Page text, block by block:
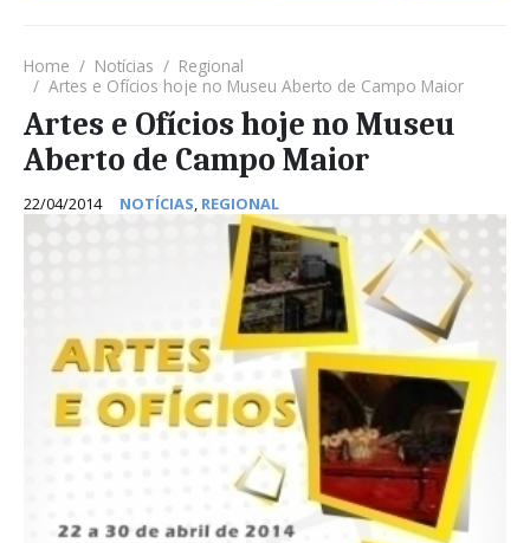
Home Notícias
Regional
Artes e Ofícios hoje no Museu Aberto de Campo Maior
Artes e Ofícios hoje no Museu
Aberto de Campo Maior
22/04/2014 NOTÍCIAS, REGIONAL